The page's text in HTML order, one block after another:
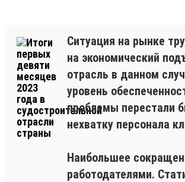
Ситуация на рынке
на экономический
отрасль в данном
уровень
проблемы перестали
нехватку персонала
Наибольшее
работодателями.